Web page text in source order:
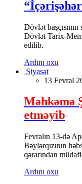
Dövlət
Dövlət Tarix-
edilib.
Ardını oxu
Siyasət
13 Fevral
Məhkəmə
etməyib
Fevralın 13-də
Bəylərqızının
qərarından
Ardını oxu